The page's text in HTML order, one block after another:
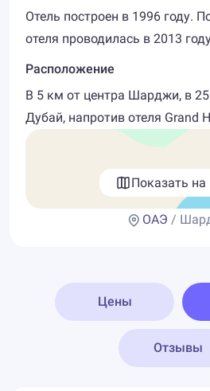
Отель построен в 1996 году.
отеля проводилась в 2013
Расположение
В 5 км от центра Шарджи, в
Дубай, напротив отеля Grand
Показать на
ОАЭ /
Цены
Отзывы